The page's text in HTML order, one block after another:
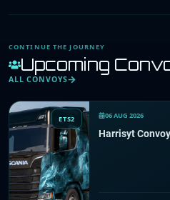
CONTINUE THE JOURNEY
Upcoming
ALL CONVOYS
ETS2 06 AUG 2026
Harrisyt